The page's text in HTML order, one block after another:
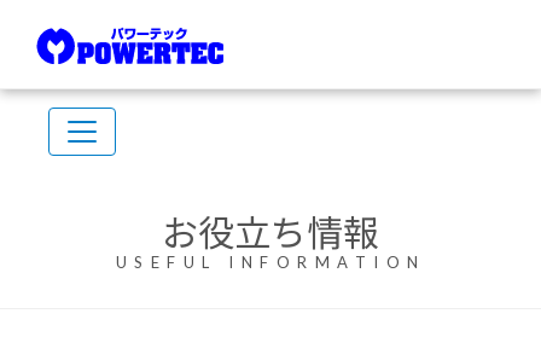
お役立ち情報
USEFUL INFORMATION